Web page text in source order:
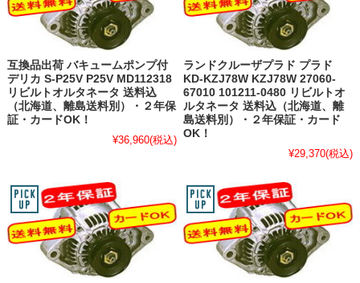
互換品出荷 バキュームポンプ付
デリカ S-P25V P25V MD112318
リビルトオルタネータ 送料込
（北海道、離島送料別）・２年保
証・カードOK！
¥36,960(税込)
ランドクルーザプラド プラド
KD-KZJ78W KZJ78W 27060-
67010 101211-0480 リビルトオ
ルタネータ 送料込（北海道、離
島送料別）・２年保証・カード
OK！
¥29,370(税込)